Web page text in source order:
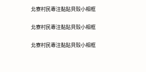
北寮村民專注黏貼貝殼小相框
北寮村民專注黏貼貝殼小相框
北寮村民專注黏貼貝殼小相框